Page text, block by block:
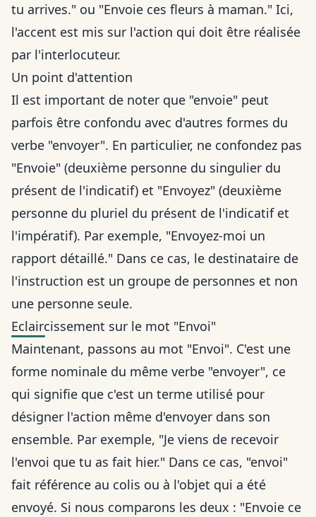
tu arrives." ou "Envoie ces fleurs à maman." Ici,
l'accent est mis sur l'action qui doit être réalisée
par l'interlocuteur.
Un point d'attention
Il est important de noter que "envoie" peut
parfois être confondu avec d'autres formes du
verbe "envoyer". En particulier, ne confondez pas
"Envoie" (deuxième personne du singulier du
présent de l'indicatif) et "Envoyez" (deuxième
personne du pluriel du présent de l'indicatif et
l'impératif). Par exemple, "Envoyez-moi un
rapport détaillé." Dans ce cas, le destinataire de
l'instruction est un groupe de personnes et non
une personne seule.
Eclaircissement sur le mot "Envoi"
Maintenant, passons au mot "Envoi". C'est une
forme nominale du même verbe "envoyer", ce
qui signifie que c'est un terme utilisé pour
désigner l'action même d'envoyer dans son
ensemble. Par exemple, "Je viens de recevoir
l'envoi que tu as fait hier." Dans ce cas, "envoi"
fait référence au colis ou à l'objet qui a été
envoyé. Si nous comparons les deux : "Envoie ce